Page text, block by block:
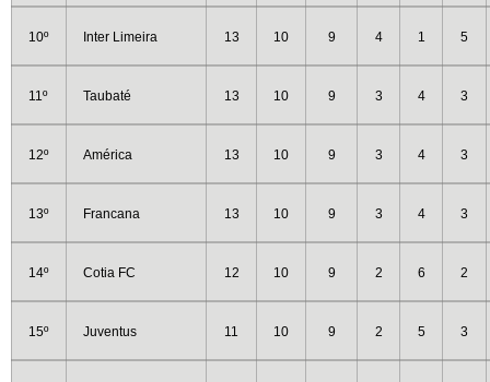
10º Inter Limeira 13 10 9 4 1 5
11º Taubaté 13 10 9 3 4 3
12º América 13 10 9 3 4 3
13º Francana 13 10 9 3 4 3
14º Cotia FC 12 10 9 2 6 2
15º Juventus 11 10 9 2 5 3